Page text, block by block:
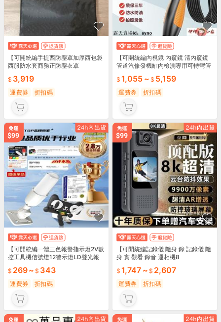
【可開統編手提西防塵罩加厚西包袋
西服防水套商務正防塵衣罩
3,919
運費券 折扣碼
【可開統編內視鏡 內窺鏡 清內窺鏡
管道汽修發機缸內檢測專用可轉彎管
1,055 ~ 5,159
運費券 折扣碼
【可開統編一體三色報警指示燈2V數
控工具機信號燈12警示燈LD聲光報
269~ 343
運費券 折扣碼
【可開統編記錄儀 隨身 錄 記錄儀 隨
身 實 觀看 錄音 運相機8
1,747 ~ 2,607
運費券 折扣碼